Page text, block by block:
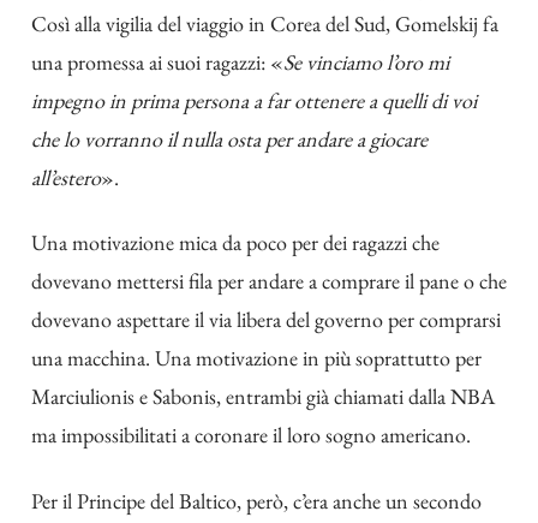
Così alla vigilia del viaggio in Corea del Sud, Gomelskij fa
una promessa ai suoi ragazzi: «Se vinciamo l’oro mi
impegno in prima persona a far ottenere a quelli di voi
che lo vorranno il nulla osta per andare a giocare
all’estero».
Una motivazione mica da poco per dei ragazzi che
dovevano mettersi fila per andare a comprare il pane o che
dovevano aspettare il via libera del governo per comprarsi
una macchina. Una motivazione in più soprattutto per
Marciulionis e Sabonis, entrambi già chiamati dalla NBA
ma impossibilitati a coronare il loro sogno americano.
Per il Principe del Baltico, però, c’era anche un secondo